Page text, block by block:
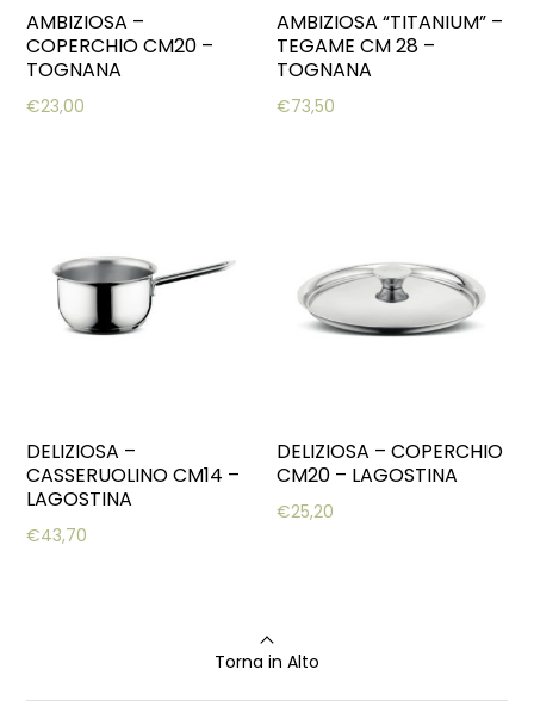
AMBIZIOSA –
COPERCHIO CM20 –
TOGNANA
€23,00
AMBIZIOSA “TITANIUM” –
TEGAME CM 28 –
TOGNANA
€73,50
DELIZIOSA –
CASSERUOLINO CM14 –
LAGOSTINA
€43,70
DELIZIOSA – COPERCHIO
CM20 – LAGOSTINA
€25,20
Torna in Alto